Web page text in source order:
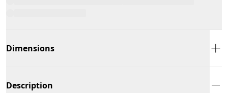
Dimensions
Description